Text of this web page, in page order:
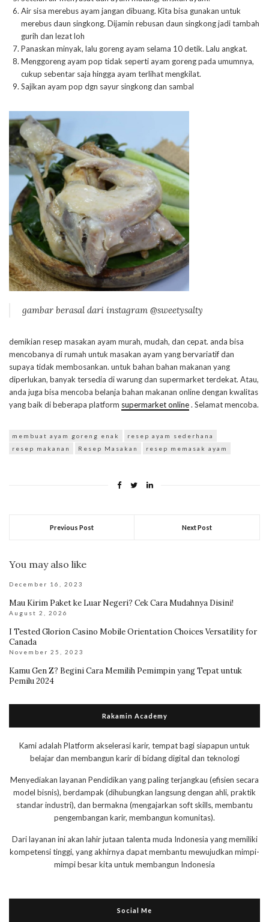
Air sisa merebus ayam jangan dibuang. Kita bisa gunakan untuk
merebus daun singkong. Dijamin rebusan daun singkong jadi tambah
gurih dan lezat loh
Panaskan minyak, lalu goreng ayam selama 10 detik. Lalu angkat.
Menggoreng ayam pop tidak seperti ayam goreng pada umumnya,
cukup sebentar saja hingga ayam terlihat mengkilat.
Sajikan ayam pop dgn sayur singkong dan sambal
gambar berasal dari instagram @sweetysalty
demikian resep masakan ayam murah, mudah, dan cepat. anda bisa
mencobanya di rumah untuk masakan ayam yang bervariatif dan
supaya tidak membosankan. untuk bahan bahan makanan yang
diperlukan, banyak tersedia di warung dan supermarket terdekat. Atau,
anda juga bisa mencoba belanja bahan makanan online dengan kwalitas
yang baik di beberapa platform supermarket online. Selamat mencoba.
membuat ayam goreng enak
resep ayam sederhana
resep makanan
Resep Masakan resep memasak ayam
Previous Post Next Post
You may also like
December 16, 2023
Mau Kirim Paket ke Luar Negeri? Cek Cara Mudahnya Disini!
August 2, 2026
I Tested Glorion Casino Mobile Orientation Choices Versatility for
Canada
November 25, 2023
Kamu Gen Z? Begini Cara Memilih Pemimpin yang Tepat untuk
Pemilu 2024
Rakamin Academy
Kami adalah Platform akselerasi karir, tempat bagi siapapun untuk
belajar dan membangun karir di bidang digital dan teknologi
Menyediakan layanan Pendidikan yang paling terjangkau (efisien secara
model bisnis), berdampak (dihubungkan langsung dengan ahli, praktik
standar industri), dan bermakna (mengajarkan soft skills, membantu
pengembangan karir, membangun komunitas).
Dari layanan ini akan lahir jutaan talenta muda Indonesia yang memiliki
kompetensi tinggi, yang akhirnya dapat membantu mewujudkan mimpi-
mimpi besar kita untuk membangun Indonesia
Social Me